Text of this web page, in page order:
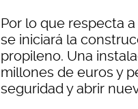
Por lo que respecta
se iniciará la
propileno. Una
millones de euros y
seguridad y abrir